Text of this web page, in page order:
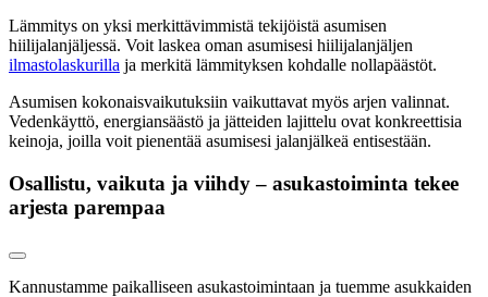
Lämmitys on yksi merkittävimmistä tekijöistä asumisen
hiilijalanjäljessä. Voit laskea oman asumisesi hiilijalanjäljen
ilmastolaskurilla ja merkitä lämmityksen kohdalle nollapäästöt.
Asumisen kokonaisvaikutuksiin vaikuttavat myös arjen valinnat.
Vedenkäyttö, energiansäästö ja jätteiden lajittelu ovat konkreettisia
keinoja, joilla voit pienentää asumisesi jalanjälkeä entisestään.
Osallistu, vaikuta ja viihdy – asukastoiminta tekee
arjesta parempaa
Kannustamme paikalliseen asukastoimintaan ja tuemme asukkaiden